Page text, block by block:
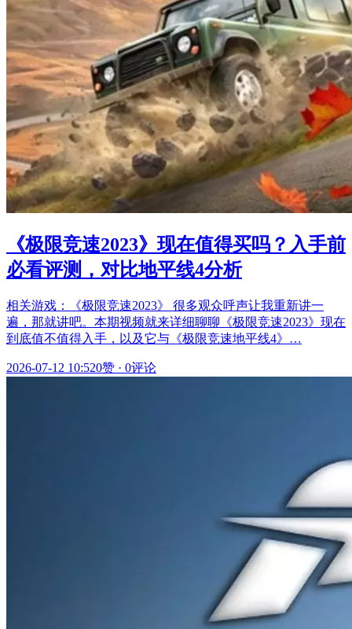
《极限竞速2023》现在值得买吗？入手前
必看评测，对比地平线4分析
相关游戏：《极限竞速2023》 很多观众呼声让我重新讲一
遍，那就讲吧。本期视频就来详细聊聊《极限竞速2023》现在
到底值不值得入手，以及它与《极限竞速地平线4》…
2026-07-12 10:520赞 · 0评论